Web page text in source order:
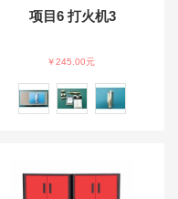
项目6 打火机3
￥245.00元